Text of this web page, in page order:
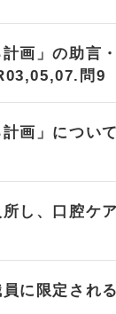
画」の助言
問9
画」につい
し、口腔ケ
に限定され